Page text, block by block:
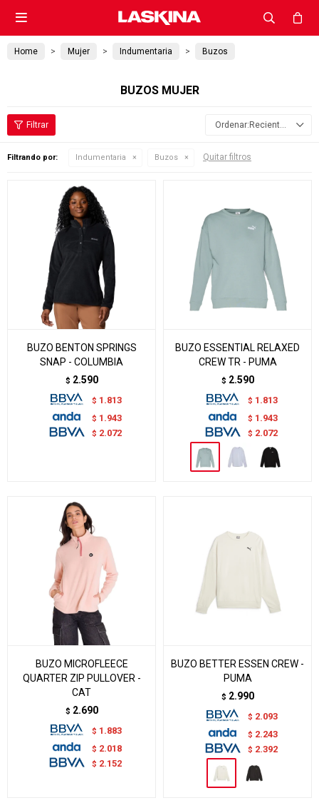

Home Mujer Indumentaria Buzos
BUZOS MUJER
Recientes
Filtrando por: Indumentaria Buzos Quitar filtros
BUZO BENTON SPRINGS
SNAP - COLUMBIA
$ 2.590
$ 1.813
$ 1.943
$ 2.072
BUZO ESSENTIAL RELAXED
CREW TR - PUMA
$ 2.590
$ 1.813
$ 1.943
$ 2.072
BUZO MICROFLEECE
QUARTER ZIP PULLOVER -
CAT
$ 2.690
$ 1.883
$ 2.018
$ 2.152
BUZO BETTER ESSEN CREW -
PUMA
$ 2.990
$ 2.093
$ 2.243
$ 2.392